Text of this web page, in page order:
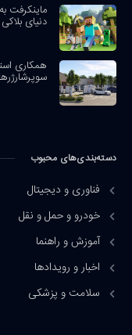
دنیای بلاکی
دسته‌بندی‌های محبوب
فناوری و دیجیتال
خودرو و حمل و نقل
آموزش و راهنما
اخبار و رویدادها
سلامت و پزشکی